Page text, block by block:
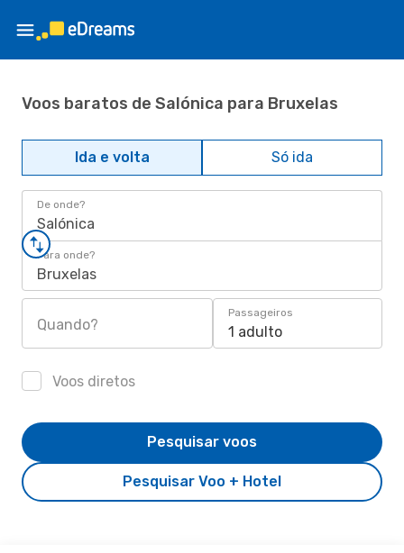
Voos baratos de Salónica para Bruxelas
Ida e volta Só ida
De onde?
Salónica
Para onde?
Bruxelas
Quando?
Passageiros
1 adulto
Voos diretos
Pesquisar Voo + Hotel
Pesquisar voos